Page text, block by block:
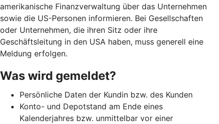
amerikanische Finanzverwaltung über das Unternehmen
sowie die US-Personen informieren. Bei Gesellschaften
oder Unternehmen, die ihren Sitz oder ihre
Geschäftsleitung in den USA haben, muss generell eine
Meldung erfolgen.
Was wird gemeldet?
Persönliche Daten der Kundin bzw. des Kunden
Konto- und Depotstand am Ende eines
Kalenderjahres bzw. unmittelbar vor einer